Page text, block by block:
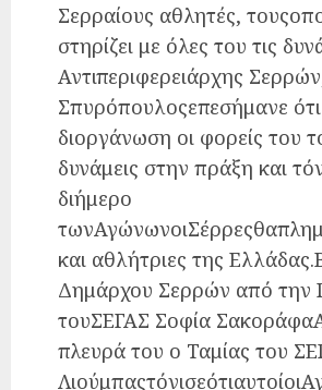
Σερραίους αθλητές,
στηρίζει με όλες του τις
Αντιπεριφερειάρχης
Σπυρόπουλοςεπεσήμανε
διοργάνωση οι φορείς του
δυνάμεις στην πράξη και
διήμερο
και αθλήτριες της
Δημάρχου Σερρών από την
τουΣΕΓΑΣ Σοφία
πλευρά του ο Ταμίας του